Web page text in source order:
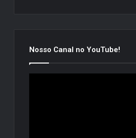
Nosso Canal no YouTube!